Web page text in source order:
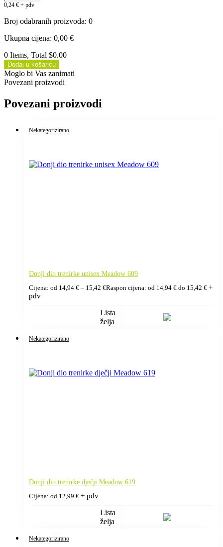
0,24 € + pdv
Broj odabranih proizvoda: 0
Ukupna cijena: 0,00 €
0 Items, Total $0.00
Dodaj u košaricu
Moglo bi Vas zanimati
Povezani proizvodi
Povezani proizvodi
Nekategorizirano
Donji dio trenirke unisex Meadow 609
Cijena: od 14,94 € – 15,42 €Raspon cijena: od 14,94 € do 15,42 € +
pdv
Lista
želja
Nekategorizirano
Donji dio trenirke dječji Meadow 619
Cijena: od 12,99 € + pdv
Lista
želja
Nekategorizirano